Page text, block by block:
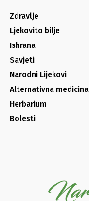
Zdravlje
Ljekovito bilje
Ishrana
Savjeti
Narodni Lijekovi
Alternativna medicina
Herbarium
Bolesti